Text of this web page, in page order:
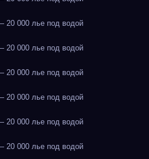
000 лье под водой
000 лье под водой
000 лье под водой
000 лье под водой
000 лье под водой
000 лье под водой